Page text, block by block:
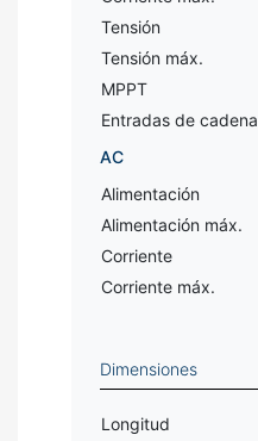
Tensión
Tensión máx.
MPPT
Entradas de cadena
AC
Alimentación
Alimentación máx.
Corriente
Corriente máx.
Dimensiones
Longitud